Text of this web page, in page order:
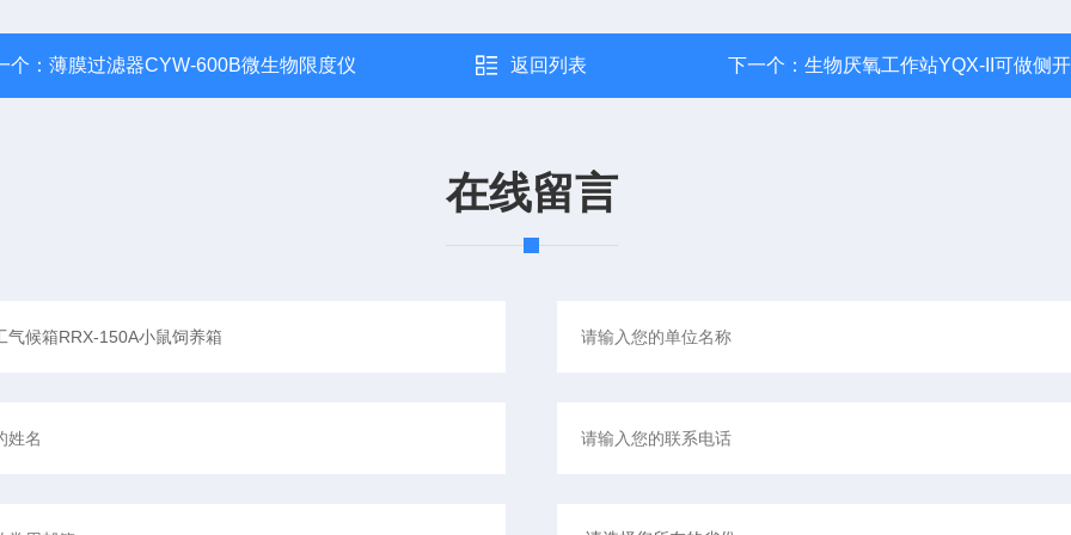
个： 薄膜过滤器CYW-600B微生物限度仪 返回列表 下一个： 生物厌氧工作站YQX-II可做侧
在线留言